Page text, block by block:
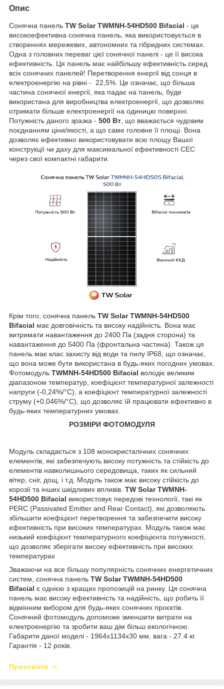
Опис
Сонячна панель TW Solar TWMNH-54HD500 Bifacial - це
високоефективна сонячна панель, яка використовується в
створеннях мережевих, автономних та гібридних системах.
Одна з головних переваг цієї сонячної панелі - це її висока
ефективність. Ця панель має найбільшу ефективність серед
всіх сонячних панелей! Перетворення енергії від сонця в
електроенергію на рівні - 22,5%. Це означає, що більша
частина сонячної енергії, яка падає на панель, буде
використана для виробництва електроенергії, що дозволяє
отримати більше електроенергії на одиницю поверхні.
Потужність даного зразка - 500 Вт , що вважається чудовим
поєднанням ціни/якості, а що саме головне її площі. Вона
дозволяє ефективно використовувати всю площу Вашої
конструкції чи даху для максимальної ефективності СЕС
через свої компактні габарити.
Крім того, сонячна панель TW Solar TWMNH-54HD500
Bifacial має довговічність та високу надійність. Вона має
витримати навантаження до 2400 Па (задня сторона) та
навантаження до 5400 Па (фронтальна частина). Також ця
панель має клас захисту від води та пилу IP68, що означає,
що вона може бути використана в будь-яких погодних умовах.
Фотомодуль TWMNH-54HD500 Bifacial володіє великим
діапазоном температур, коефіцієнт температурної залежності
напруги (-0,24%/°C), а коефіцієнт температурної залежності
струму (+0,046%/°C), що дозволяє їй працювати ефективно в
будь-яких температурних умовах.
РОЗМІРИ ФОТОМОДУЛЯ
Модуль складається з 108 монокристалічних сонячних
елементів, які забезпечують високу потужність та стійкість до
елементів навколишнього середовища, таких як сильний
вітер, сніг, дощ, і т.д. Модуль також має високу стійкість до
корозії та інших шкідливих впливів. TW Solar TWMNH-
54HD500 Bifacial використовує передові технології, такі як
PERC (Passivated Emitter and Rear Contact), які дозволяють
збільшити коефіцієнт перетворення та забезпечити високу
ефективність при високих температурах. Модуль також має
низький коефіцієнт температурного коефіцієнта потужності,
що дозволяє зберігати високу ефективність при високих
температурах
Зважаючи на все більшу популярність сонячних енергетичних
систем, сонячна панель TW Solar TWMNH-54HD500
Bifacial є однією з кращих пропозицій на ринку. Ця сонячна
панель має високу ефективність та надійність, що робить її
відмінним вибором для будь-яких сонячних проєктів.
Сонячний фотомодуль допоможе зменшити витрати на
електроенергію та зробити ваш дім більш екологічною.
Габарити даної моделі - 1964х1134х30 мм, вага - 27.4 кг.
Гарантія - 12 років.
Приховати